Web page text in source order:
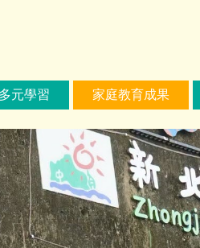
多元學習 家庭教育成果